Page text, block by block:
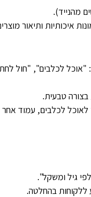
מהנייד).
איכותיות ותיאור
לכלבים", "חול
בצורה טבעית.
לכלבים, עמוד אחר
גיל ומשקל".
ללקוחות בהחלטה.